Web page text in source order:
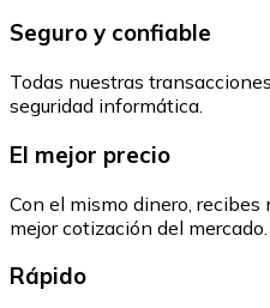
Seguro y confiable
Todas nuestras
seguridad informática.
El mejor precio
Con el mismo dinero, recibes
mejor cotización del mercado.
Rápido